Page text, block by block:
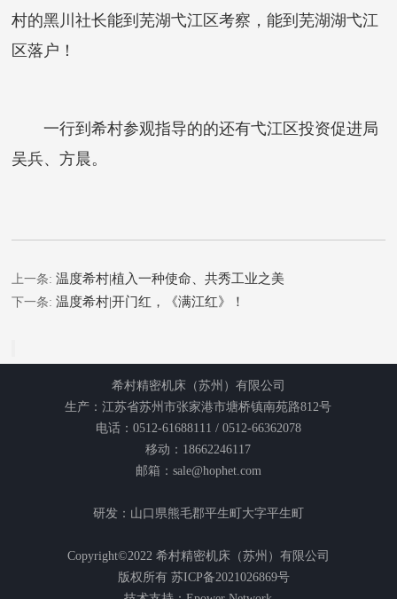
村的黑川社长能到芜湖弋江区考察，能到芜湖湖弋江
区落户！
一行到希村参观指导的的还有弋江区投资促进局
吴兵、方晨。
上一条:温度希村|植入一种使命、共秀工业之美
下一条:温度希村|开门红，《满江红》！
希村精密机床（苏州）有限公司
生产：江苏省苏州市张家港市塘桥镇南苑路812号
电话：0512-61688111 / 0512-66362078
移动：18662246117
邮箱：sale@hophet.com
研发：山口県熊毛郡平生町大字平生町
Copyright©2022 希村精密机床（苏州）有限公司
版权所有 苏ICP备2021026869号